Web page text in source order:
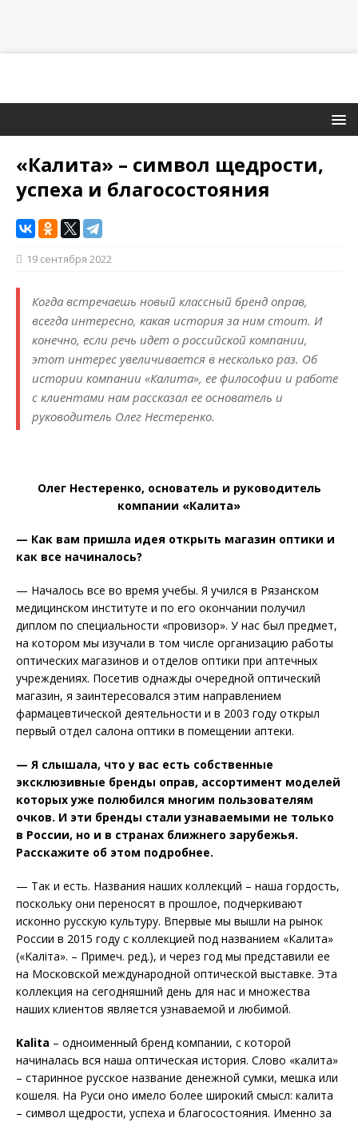
«Калита» – символ щедрости,
успеха и благосостояния
19 сентября 2022
Когда встречаешь новый классный бренд оправ,
всегда интересно, какая история за ним стоит. И
конечно, если речь идет о российской компании,
этот интерес увеличивается в несколько раз. Об
истории компании «Калита», ее философии и работе
с клиентами нам рассказал ее основатель и
руководитель Олег Нестеренко.
Олег Нестеренко, основатель и руководитель
компании «Калита»
— Как вам пришла идея открыть магазин оптики и
как все начиналось?
— Началось все во время учебы. Я учился в Рязанском
медицинском институте и по его окончании получил
диплом по специальности «провизор». У нас был предмет,
на котором мы изучали в том числе организацию работы
оптических магазинов и отделов оптики при аптечных
учреждениях. Посетив однажды очередной оптический
магазин, я заинтересовался этим направлением
фармацевтической деятельности и в 2003 году открыл
первый отдел салона оптики в помещении аптеки.
— Я слышала, что у вас есть собственные
эксклюзивные бренды оправ, ассортимент моделей
которых уже полюбился многим пользователям
очков. И эти бренды стали узнаваемыми не только
в России, но и в странах ближнего зарубежья.
Расскажите об этом подробнее.
— Так и есть. Названия наших коллекций – наша гордость,
поскольку они переносят в прошлое, подчеркивают
исконно русскую культуру. Впервые мы вышли на рынок
России в 2015 году с коллекцией под названием «Калита»
(«Kaлiта». – Примеч. ред.), и через год мы представили ее
на Московской международной оптической выставке. Эта
коллекция на сегодняшний день для нас и множества
наших клиентов является узнаваемой и любимой.
Kalita – одноименный бренд компании, с которой
начиналась вся наша оптическая история. Слово «калита»
– старинное русское название денежной сумки, мешка или
кошеля. На Руси оно имело более широкий смысл: калита
– символ щед­рости, успеха и благосостояния. Именно за